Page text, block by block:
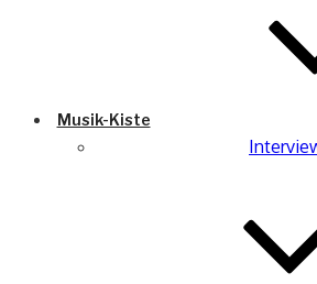
Musik-Kiste